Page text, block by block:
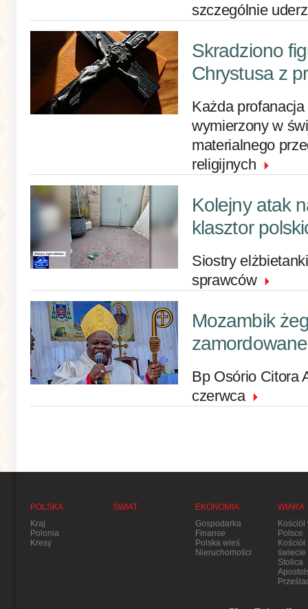
szczególnie
Skradziono
Chrystusa z
Każda
wymierzony w
materialnego
religijnych
Kolejny atak
klasztor
Siostry
sprawców
Mozambik
Bp Osório Citora
czerwca
POLSKA
Kraj
Polonia
Kresy
ŚWIAT
EKONOMIA
Gospodarka
Finanse
Polska wieś
Nieruchomości
WIARA
Kościół
Polsce
Kościół
świecie
Stolica